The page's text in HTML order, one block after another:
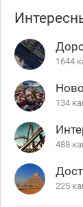
1644
134
488
225